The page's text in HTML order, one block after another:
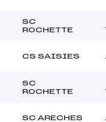
SC
ROCHETTE
CS SAISIES
SC
ROCHETTE
SC ARECHES